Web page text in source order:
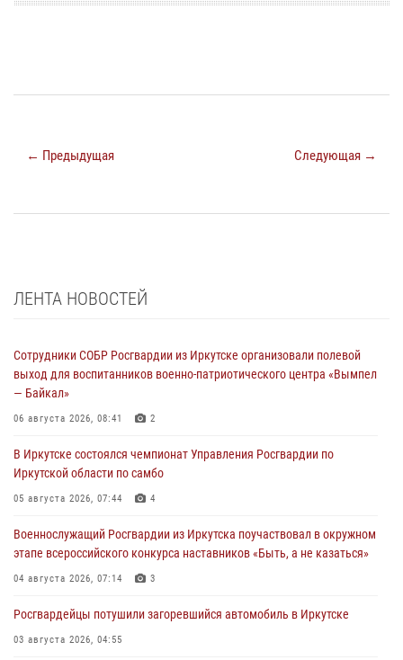
← Предыдущая Следующая →
ЛЕНТА НОВОСТЕЙ
Сотрудники СОБР Росгвардии из Иркутске организовали полевой
выход для воспитанников военно-патриотического центра «Вымпел
— Байкал»
06 августа 2026, 08:41 2
В Иркутске состоялся чемпионат Управления Росгвардии по
Иркутской области по самбо
05 августа 2026, 07:44 4
Военнослужащий Росгвардии из Иркутска поучаствовал в окружном
этапе всероссийского конкурса наставников «Быть, а не казаться»
04 августа 2026, 07:14 3
Росгвардейцы потушили загоревшийся автомобиль в Иркутске
03 августа 2026, 04:55